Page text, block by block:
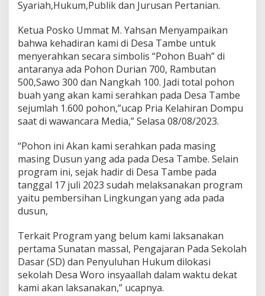
Syariah,Hukum,Publik dan Jurusan Pertanian.
Ketua Posko Ummat M. Yahsan Menyampaikan
bahwa kehadiran kami di Desa Tambe untuk
menyerahkan secara simbolis “Pohon Buah” di
antaranya ada Pohon Durian 700, Rambutan
500,Sawo 300 dan Nangkah 100. Jadi total pohon
buah yang akan kami serahkan pada Desa Tambe
sejumlah 1.600 pohon,”ucap Pria Kelahiran Dompu
saat di wawancara Media,” Selasa 08/08/2023.
“Pohon ini Akan kami serahkan pada masing
masing Dusun yang ada pada Desa Tambe. Selain
program ini, sejak hadir di Desa Tambe pada
tanggal 17 juli 2023 sudah melaksanakan program
yaitu pembersihan Lingkungan yang ada pada
dusun,
Terkait Program yang belum kami laksanakan
pertama Sunatan massal, Pengajaran Pada Sekolah
Dasar (SD) dan Penyuluhan Hukum dilokasi
sekolah Desa Woro insyaallah dalam waktu dekat
kami akan laksanakan,” ucapnya.